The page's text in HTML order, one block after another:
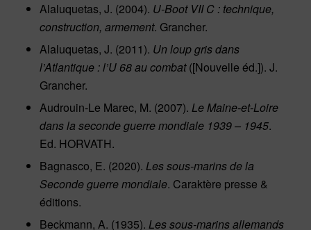
Alaluquetas, J. (2004). U-Boot VII C : technique,
construction, armement. Grancher.
Alaluquetas, J. (2011). Un loup gris dans
l’Atlantique : l’U 68 au combat([Nouvelle éd.]). J.
Grancher.
Audrouin-Le Marec, M. (2007). Le Maine-et-Loire
dans la seconde guerre mondiale 1939 – 1945.
Ed. HORVATH.
Bagnasco, E. (2020). Les sous-marins de la
Seconde guerre mondiale. Caraktère presse &
éditions.
Beckmann, A. (1935). Les sous-marins allemands